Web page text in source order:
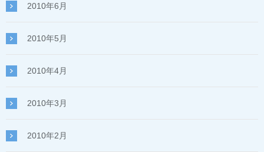
2010年6月
2010年5月
2010年4月
2010年3月
2010年2月